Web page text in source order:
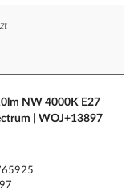
NW 4000K E27
| WOJ+13897